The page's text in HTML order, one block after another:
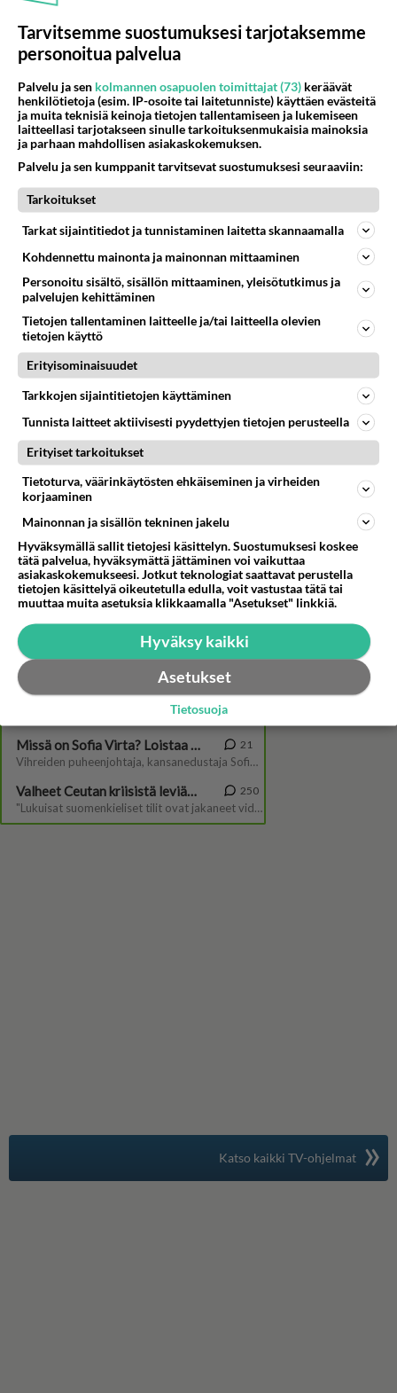
tytöt punastelemaan:
Teinitähti Brooke Shieldsin
siveys erityissuojelussa
PARAS LEFFA IKINÄ
Salkkarit-Aki, suosittu Sami
Uotila paljastaa: "Rakastan
satuja ja rakastan fantasiaa!"
Katso kaikki TV-ohjelmat »
Tarvitsemme suostumuksesi tarjotaksemme
personoitua palvelua
Palvelu ja sen kolmannen osapuolen toimittajat (73) keräävät
henkilötietoja (esim. IP-osoite tai laitetunniste) käyttäen evästeitä
ja muita teknisiä keinoja tietojen tallentamiseen ja lukemiseen
laitteellasi tarjotakseen sinulle tarkoituksenmukaisia mainoksia
ja parhaan mahdollisen asiakaskokemuksen.
Palvelu ja sen kumppanit tarvitsevat suostumuksesi seuraaviin:
Tarkoitukset
Tarkat sijaintitiedot ja tunnistaminen laitetta skannaamalla
Kohdennettu mainonta ja mainonnan mittaaminen
Personoitu sisältö, sisällön mittaaminen, yleisötutkimus ja
palvelujen kehittäminen
Tietojen tallentaminen laitteelle ja/tai laitteella olevien
tietojen käyttö
Erityisominaisuudet
Tarkkojen sijaintitietojen käyttäminen
Tunnista laitteet aktiivisesti pyydettyjen tietojen perusteella
Erityiset tarkoitukset
Tietoturva, väärinkäytösten ehkäiseminen ja virheiden
korjaaminen
Mainonnan ja sisällön tekninen jakelu
Hyväksymällä sallit tietojesi käsittelyn. Suostumuksesi koskee
tätä palvelua, hyväksymättä jättäminen voi vaikuttaa
asiakaskokemukseesi. Jotkut teknologiat saattavat perustella
tietojen käsittelyä oikeutetulla edulla, voit vastustaa tätä tai
muuttaa muita asetuksia klikkaamalla "Asetukset" linkkiä.
Hyväksy kaikki
Asetukset
Tietosuoja